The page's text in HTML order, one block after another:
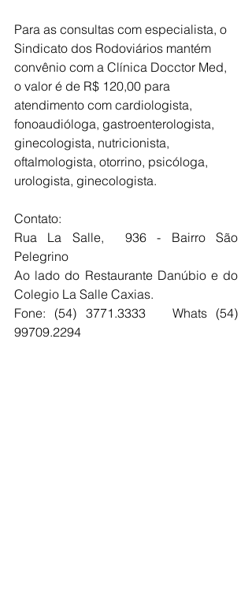
Para as consultas com especialista, o
Sindicato dos Rodoviários mantém
convênio com a Clínica Docctor Med,
o valor é de R$ 120,00 para
atendimento com cardiologista,
fonoaudióloga, gastroenterologista,
ginecologista, nutricionista,
oftalmologista, otorrino, psicóloga,
urologista, ginecologista.
Contato:
Rua La Salle,  936 - Bairro São
Pelegrino
Ao lado do Restaurante Danúbio e do
Colegio La Salle Caxias.
Fone: (54) 3771.3333   Whats (54)
99709.2294